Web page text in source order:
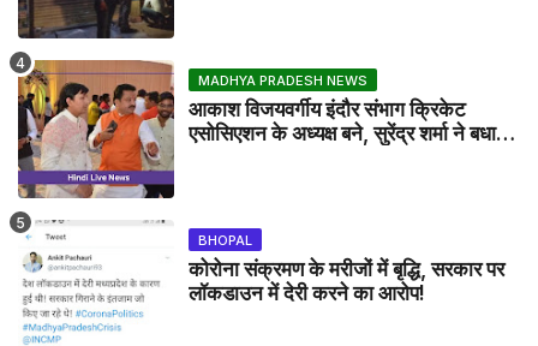
MADHYA PRADESH NEWS
आकाश विजयवर्गीय इंदौर संभाग क्रिकेट
एसोसिएशन के अध्यक्ष बने, सुरेंद्र शर्मा ने बधाई
BHOPAL
कोरोना संक्रमण के मरीजों में बृद्धि, सरकार पर
लॉकडाउन में देरी करने का आरोप!